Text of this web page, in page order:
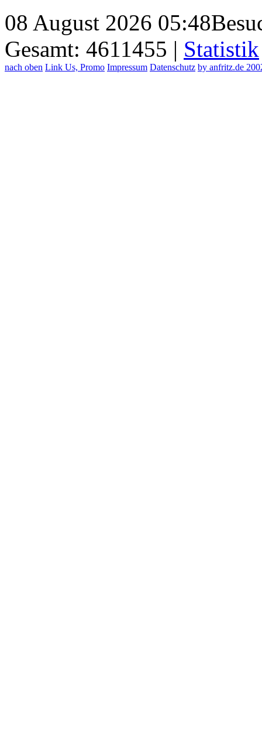
08 August 2026 05:48
Gesamt: 4611455 | Statistik
nach oben Link Us, Promo Impressum Datenschutz by anfritz.de